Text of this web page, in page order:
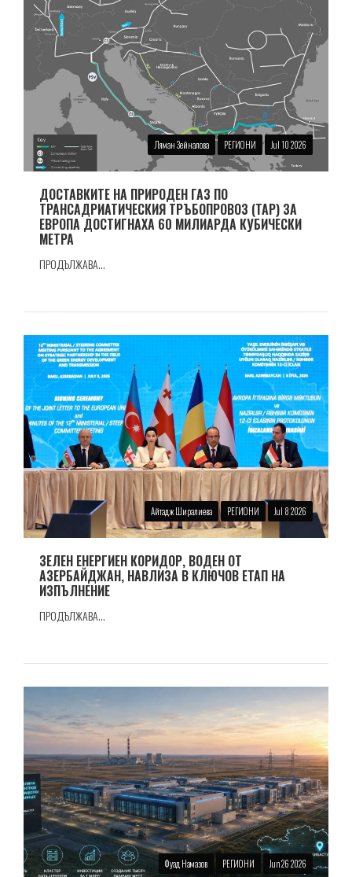
Ляман Зейналова РЕГИОНИ Jul 10 2026
ДОСТАВКИТЕ НА ПРИРОДЕН ГАЗ ПО
ТРАНСАДРИАТИЧЕСКИЯ ТРЪБОПРОВОЗ (TAP) ЗА
ЕВРОПА ДОСТИГНАХА 60 МИЛИАРДА КУБИЧЕСКИ
МЕТРА
ПРОДЪЛЖАВА...
Айтадж Ширалиева РЕГИОНИ Jul 8 2026
ЗЕЛЕН ЕНЕРГИЕН КОРИДОР, ВОДЕН ОТ
АЗЕРБАЙДЖАН, НАВЛИЗА В КЛЮЧОВ ЕТАП НА
ИЗПЪЛНЕНИЕ
ПРОДЪЛЖАВА...
Фуад Намазов РЕГИОНИ Jun 26 2026